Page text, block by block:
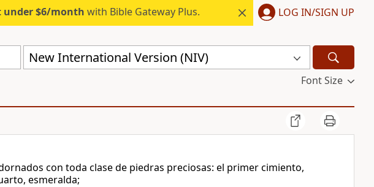
under $6/month with Bible Gateway Plus. LOG IN/SIGN UP
New International Version (NIV)
Font Size
con toda clase de piedras preciosas: el primer cimiento,
esmeralda;